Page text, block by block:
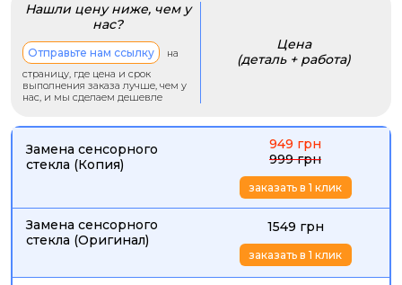
Нашли цену ниже, чем у
нас?
Отправьте нам ссылку
на
страницу, где цена и срок
выполнения заказа лучше, чем у
нас, и мы сделаем дешевле
Цена
(деталь + работа)
Замена сенсорного
стекла (Копия)
949 грн
999 грн
заказать в 1 клик
Замена сенсорного
стекла (Оригинал)
1549 грн
заказать в 1 клик